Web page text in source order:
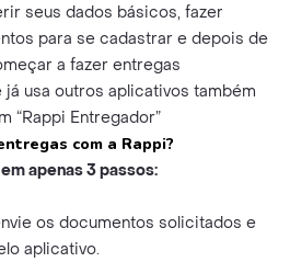
seus dados básicos, fazer
para se cadastrar e depois de
a fazer entregas
usa outros aplicativos também
“Rappi Entregador”
com a Rappi?
apenas 3 passos:
os documentos solicitados e
aplicativo.